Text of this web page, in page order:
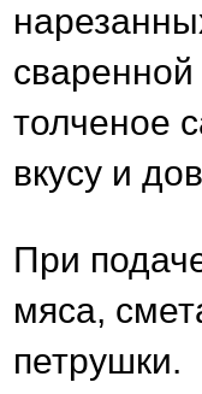
толченое
вкусу и
При
мяса,
петрушки.